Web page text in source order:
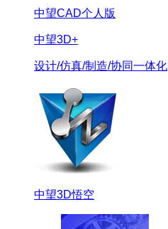
中望CAD个人版
中望3D+
设计/仿真/制造/协同一体化
中望3D悟空